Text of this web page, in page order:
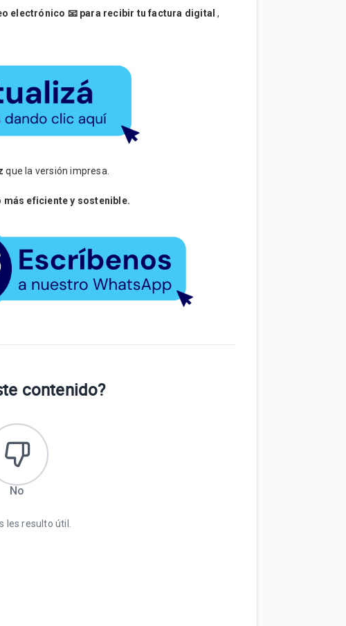
electrónico 📧 para recibir tu factura digital ,
que la versión impresa.
más eficiente y sostenible.
contenido?
No
les resulto útil.